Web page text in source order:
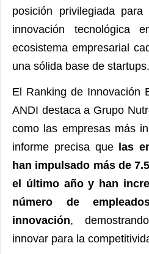
posición privilegiada
innovación tecnológica
ecosistema empresarial
una sólida base de startups.
El Ranking de Innovación
ANDI destaca a Grupo
como las empresas más
informe precisa que las
han impulsado más de
el último año y han
número de
innovación,
innovar para la